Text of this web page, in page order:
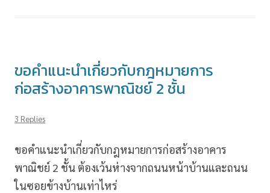
ขอคำแนะนำเกี่ยวกับกฎหมายการ
ก่อสร้างอาคารพาณิชย์ 2 ชั้น
3 Replies
ขอคำแนะนำเกี่ยวกับกฎหมายการก่อสร้างอาคาร
พาณิชย์ 2 ชั้น ต้องเว้นห่างจากถนนหน้าบ้านและถนน
ในซอยข้างบ้านเท่าไหร่